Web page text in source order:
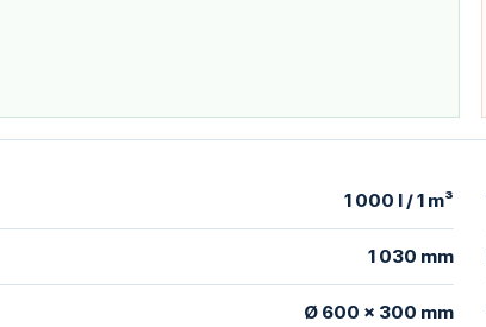
1 000 l / 1 m³
1 030 mm
Ø 600 × 300 mm